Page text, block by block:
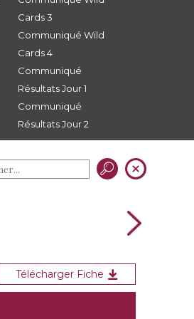
Cards 3
Communiqué Wild
Cards 4
Communiqué
Résultats Jour 1
Communiqué
Résultats Jour 2
Télécharger Fiche